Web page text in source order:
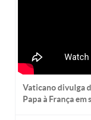
Vaticano divulga
Papa à França em